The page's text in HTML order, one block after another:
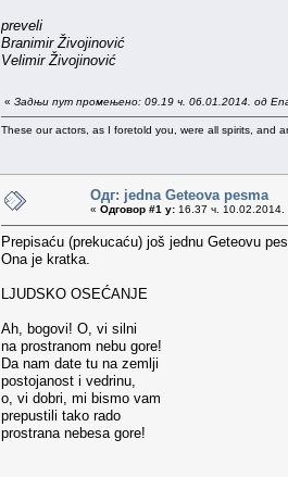
preveli
Branimir Živojinović
Velimir Živojinović
« Задњи пут промењено: 09.19 ч. 06.01.2014. од
These our actors, as I foretold you, were all spirits, and
Одг: jedna Geteova pesma
« Одговор #1 у: 16.37 ч. 10.02.2014.
Prepisaću (prekucaću) još jednu Geteovu
Ona je kratka.
LJUDSKO OSEĆANJE
Ah, bogovi! O, vi silni
na prostranom nebu gore!
Da nam date tu na zemlji
postojanost i vedrinu,
o, vi dobri, mi bismo vam
prepustili tako rado
prostrana nebesa gore!